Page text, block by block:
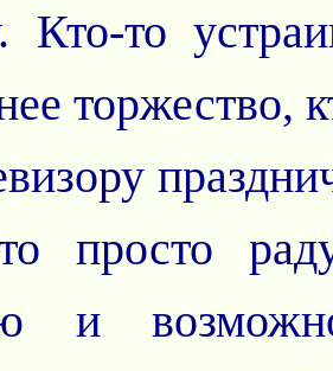
Кто-то
торжество,
просто
и